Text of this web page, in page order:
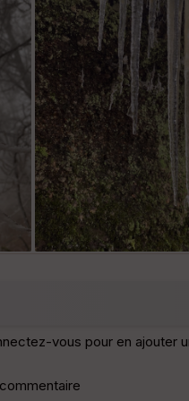
vous pour en ajouter